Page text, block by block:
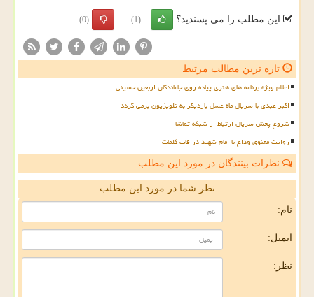
این مطلب را می پسندید؟ (1)
(0)
تازه ترین مطالب مرتبط
اعلام ویژه برنامه های هنری پیاده روی جاماندگان اربعین حسینی
اکبر عبدی با سریال ماه عسل باردیگر به تلویزیون برمی گردد
شروع پخش سریال ارتباط از شبکه تماشا
روایت معنوی وداع با امام شهید در قاب کلمات
نظرات بینندگان در مورد این مطلب
نظر شما در مورد این مطلب
نام:
ایمیل:
نظر: